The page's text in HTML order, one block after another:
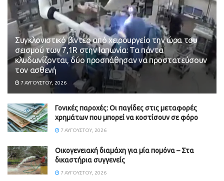
Συγκλονιστικό βίντεο από χειρουργείο την ώρα του
σεισμού των 7,1R στην Ιαπωνία: Τα πάντα
κλυδωνίζονται, δύο προσπάθησαν να προστατεύσουν
τον ασθενή
7 ΑΥΓΟΎΣΤΟΥ, 2026
Γονικές παροχές: Οι παγίδες στις μεταφορές
χρημάτων που μπορεί να κοστίσουν σε φόρο
7 ΑΥΓΟΎΣΤΟΥ, 2026
Οικογενειακή διαμάχη για μία πομόνα – Στα
δικαστήρια συγγενείς
7 ΑΥΓΟΎΣΤΟΥ, 2026